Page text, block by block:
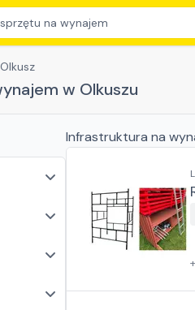
na wynajem
Olkusz
w Olkuszu
Infrastruktura na
+